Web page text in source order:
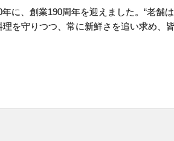
に、創業190周年を迎えました。“老舗
を守りつつ、常に新鮮さを追い求め、